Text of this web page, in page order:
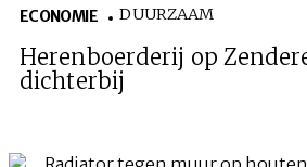
ECONOMIE DUURZAAM
Herenboerderij op
dichterbij